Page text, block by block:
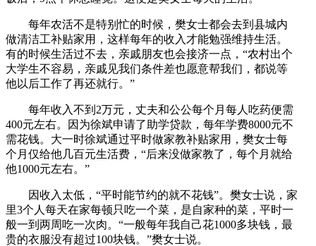
每年农活不是特别忙的时候，樊女士都会去到县城内
做清洁工补贴家用，这样每年的收入才能勉强维持生活。
有的时候生活过不去，亲戚朋友也会接济一点，“农村出个
大学生不容易，亲戚见我们条件差也愿意帮我们，都说等
他以后工作了再还就行。”
每年收入不到2万元，丈夫和公公每个月每人吃药便需
400元左右。因为徐斌申请了助学贷款，每年学费8000元不
需花钱。大一时徐斌通过平时做家教补贴家用，樊女士每
个月仅给他几百元生活费，“后来没做家教了，每个月就给
他1000元左右。”
因收入太低，“平时能节约的就不花钱”。樊女士说，家
里3个人每天在家每顿只吃一个菜，是自家种的菜，平时一
般一到两周吃一次肉。“一般每年我自己花1000多块钱，最
贵的衣服没有超过100块钱。”樊女士说。